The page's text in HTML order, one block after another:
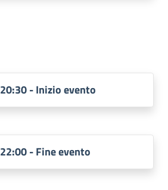
20:30 - Inizio evento
22:00 - Fine evento